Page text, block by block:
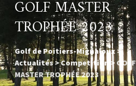
GOLF MASTER
TROPHÉE 2023
Golf de Poitiers-Mignaloux>
Actualités>Competition > GOLF
MASTER TROPHÉE 2023